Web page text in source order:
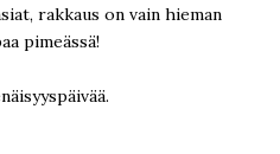
rakkaus on vain hieman
pimeässä!